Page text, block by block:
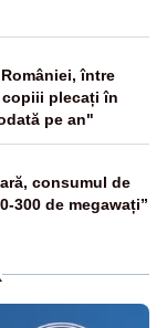
între
plecați în
pe an"
consumul de
300 de megawați”